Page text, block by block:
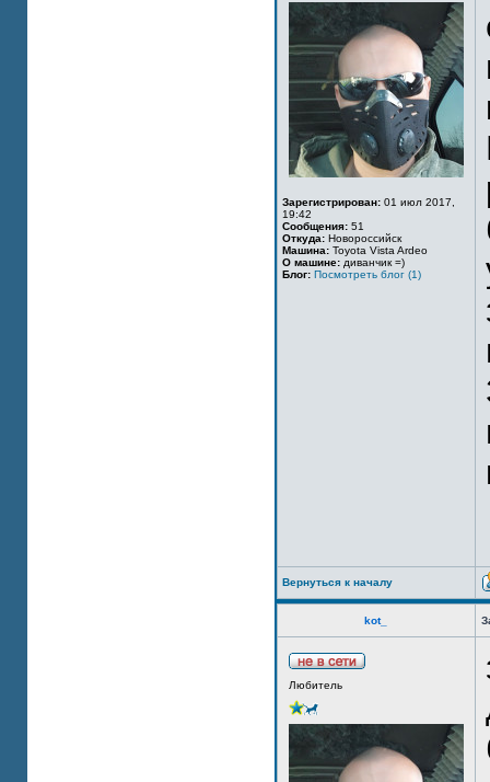
Зарегистрирован: 01 июл 2017,
19:42
Сообщения: 51
Откуда: Новороссийск
Машина: Toyota Vista Ardeo
О машине: диванчик =)
Блог: Посмотреть блог (1)
Вернуться к началу
kot_
Любитель